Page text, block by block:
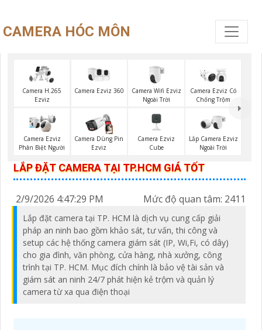
CAMERA HÓC MÔN
Camera H.265
Ezviz
Camera Ezviz 360
Camera Wifi Ezviz
Ngoài Trời
Camera Ezviz Có
Chống Trộm
Camera Ezviz
Phân Biệt Người
Camera Dùng Pin
Ezviz
Camera Ezviz
Cube
Lắp Camera Ezviz
Ngoài Trời
LẮP ĐẶT CAMERA TẠI TP.HCM GIÁ TỐT
2/9/2026 4:47:29 PM Mức độ quan tâm: 2411
Lắp đặt camera tại TP. HCM là dịch vụ cung cấp giải
pháp an ninh bao gồm khảo sát, tư vấn, thi công và
setup các hệ thống camera giám sát (IP, Wi,Fi, có dây)
cho gia đình, văn phòng, cửa hàng, nhà xưởng, công
trình tại TP. HCM. Mục đích chính là bảo vệ tài sản và
giám sát an ninh 24/7 phát hiện kẻ trộm và quản lý
camera từ xa qua điện thoại